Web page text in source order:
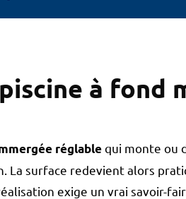
piscine à fond
réglablequi monte ou
La surface redevient alors
exige un vrai savoir-